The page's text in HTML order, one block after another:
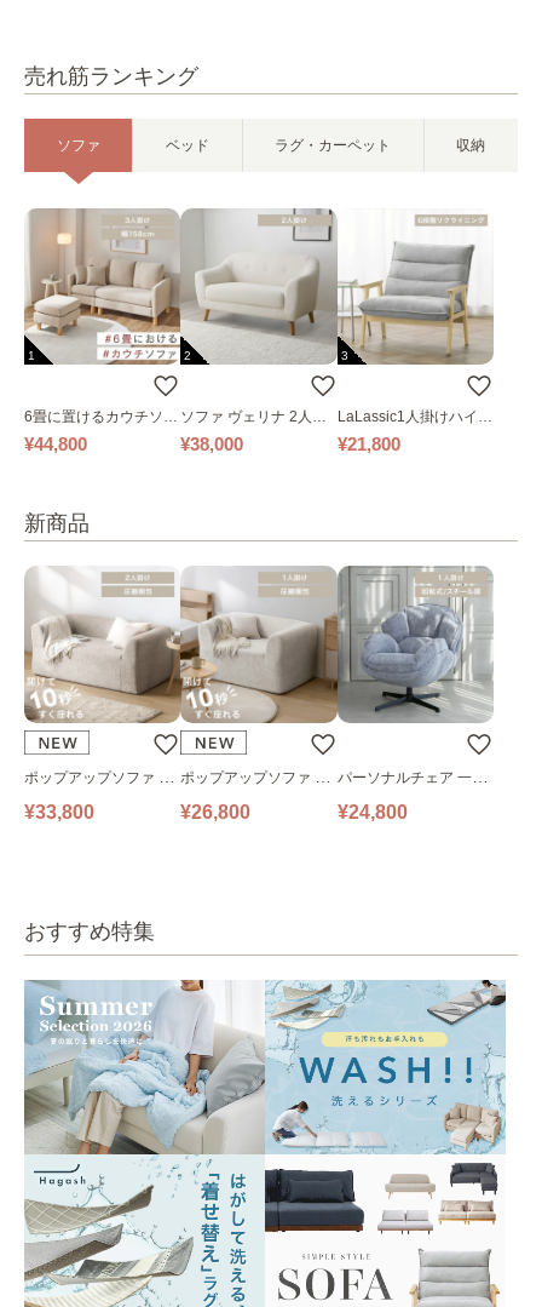
売れ筋ランキング
ソファ ベッド ラグ・カーペット 収納
1
6畳に置けるカウチソフ
ァ｜ベージュ
¥44,800
2
ソファ ヴェリナ 2人掛
け
¥38,000
3
LaLassic1人掛けハイバ
ックソファ ワイド
¥21,800
新商品
ポップアップソファ ソ
ファ フロアソファ 幅14
¥33,800
ポップアップソファ ソ
ファ フロアソファ 幅10
¥26,800
パーソナルチェア 一人
掛けソファ O’HANA ソ
¥24,800
おすすめ特集